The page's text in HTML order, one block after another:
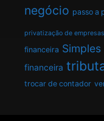
negócio passo a
privatização de empresas
financeira
financeira
trocar de contador